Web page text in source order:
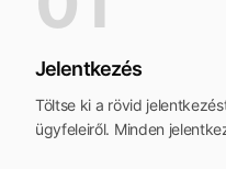
Jelentkezés
Töltse ki a rövid
ügyfeleiről. Minden